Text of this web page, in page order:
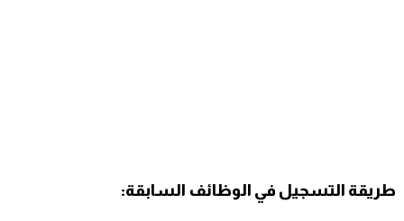
طريقة التسجيل في الوظائف السابقة: